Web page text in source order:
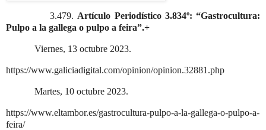
3.479. Artículo Periodístico 3.834º: “Gastrocultura:
Pulpo a la gallega o pulpo a feira”.+
Viernes, 13 octubre 2023.
https://www.galiciadigital.com/opinion/opinion.32881.php
Martes, 10 octubre 2023.
https://www.eltambor.es/gastrocultura-pulpo-a-la-gallega-o-pulpo-a-
feira/